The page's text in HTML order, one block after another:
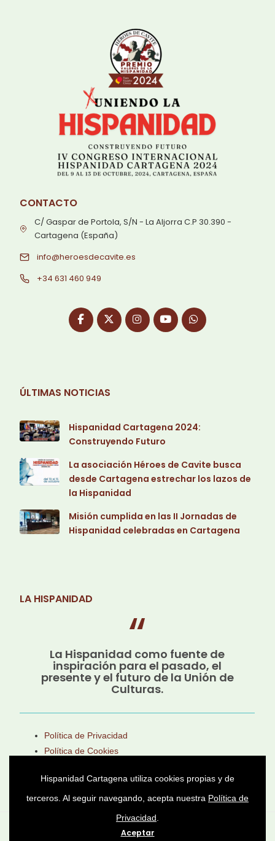
CONTACTO
C/ Gaspar de Portola, S/N - La Aljorra C.P 30.390 -
Cartagena (España)
info@heroesdecavite.es
+34 631 460 949
ÚLTIMAS NOTICIAS
Hispanidad Cartagena 2024:
Construyendo Futuro
La asociación Héroes de Cavite busca
desde Cartagena estrechar los lazos de
la Hispanidad
Misión cumplida en las II Jornadas de
Hispanidad celebradas en Cartagena
LA HISPANIDAD
La Hispanidad como fuente de
inspiración para el pasado, el
presente y el futuro de la Unión de
Culturas.
Política de Privacidad
Política de Cookies
Asociación Cultural Héroes de Cavite © 2025 -
Hispanidad Cartagena utiliza cookies propias y de
terceros. Al seguir navegando, acepta nuestra Política de
Privacidad
Aceptar